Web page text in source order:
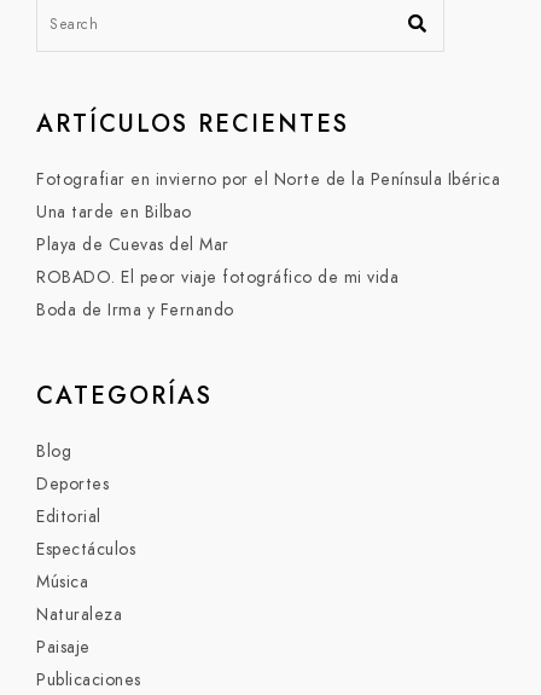
ARTÍCULOS RECIENTES
Fotografiar en invierno por el Norte de la Península Ibérica
Una tarde en Bilbao
Playa de Cuevas del Mar
ROBADO. El peor viaje fotográfico de mi vida
Boda de Irma y Fernando
CATEGORÍAS
Blog
Deportes
Editorial
Espectáculos
Música
Naturaleza
Paisaje
Publicaciones